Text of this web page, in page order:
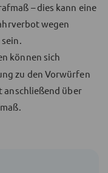
– dies kann eine
wegen
können sich
zu den Vorwürfen
anschließend über